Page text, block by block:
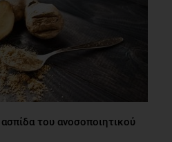
του ανοσοποιητικού